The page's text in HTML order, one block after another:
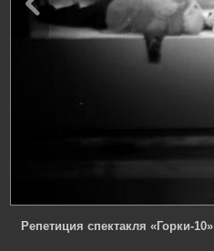
Репетиция спектакля «Горки-10»